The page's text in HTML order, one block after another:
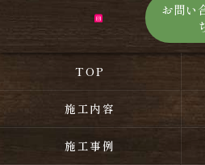
お問い
TOP
施工内容
施工事例